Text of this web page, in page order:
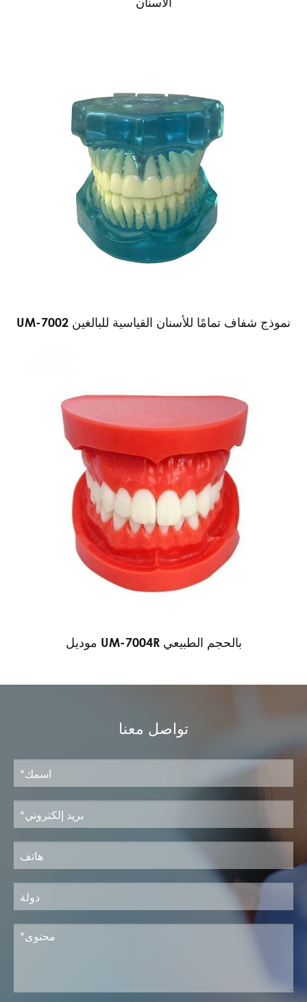
UM-7002 نموذج شفاف تمامًا للأسنان القياسية للبالغين
موديل UM-7004R بالحجم الطبيعي
تواصل معنا